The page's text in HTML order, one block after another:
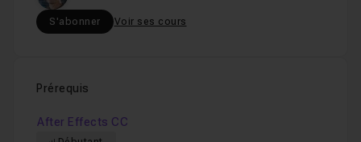
S'abonner Voir ses cours
Prérequis
After Effects CC